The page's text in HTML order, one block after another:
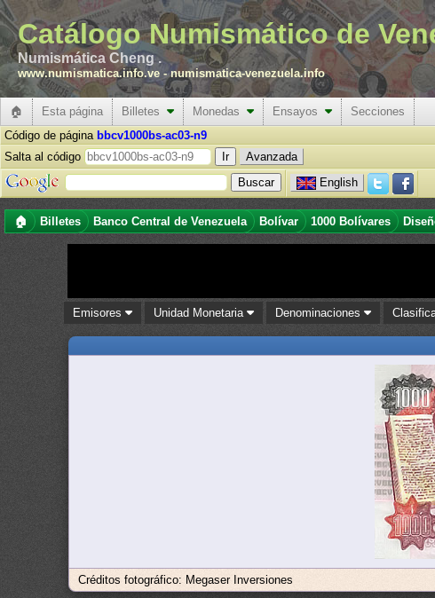
Catálogo Numismático de
Numismática Cheng .
www.numismatica.info.ve -numismatica-venezuela.info
🏠 Esta página Billetes Monedas Ensayos
Secciones
Código de página bbcv1000bs-ac03-n9
Salta al código
Avanzada
English
🏠 Billetes Banco Central de Venezuela Bolívar 1000 Bolívares
Emisores Unidad Monetaria Denominaciones
Créditos fotográfico: Megaser Inversiones